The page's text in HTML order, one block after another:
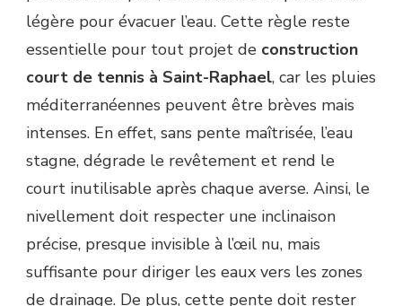
légère pour évacuer l’eau. Cette règle reste
essentielle pour tout projet de construction
court de tennis à Saint-Raphael, car les pluies
méditerranéennes peuvent être brèves mais
intenses. En effet, sans pente maîtrisée, l’eau
stagne, dégrade le revêtement et rend le
court inutilisable après chaque averse. Ainsi, le
nivellement doit respecter une inclinaison
précise, presque invisible à l’œil nu, mais
suffisante pour diriger les eaux vers les zones
de drainage. De plus, cette pente doit rester